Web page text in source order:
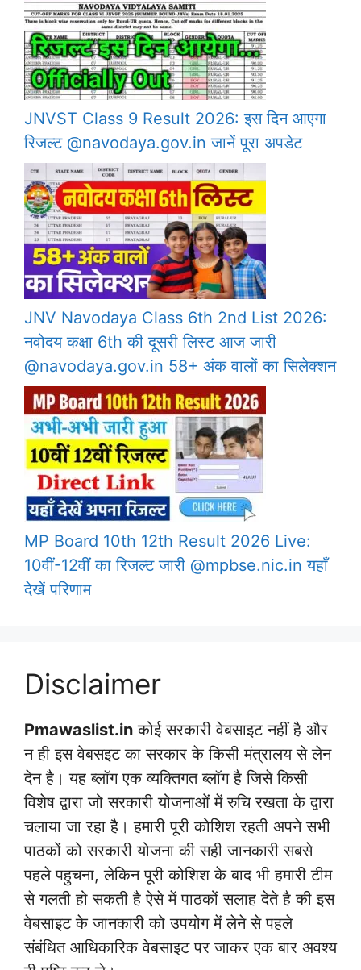
JNVST Class 9 Result 2026: इस दिन आएगा
रिजल्ट @navodaya.gov.in जानें पूरा अपडेट
JNV Navodaya Class 6th 2nd List 2026:
नवोदय कक्षा 6th की दूसरी लिस्ट आज जारी
@navodaya.gov.in 58+ अंक वालों का सिलेक्शन
MP Board 10th 12th Result 2026 Live:
10वीं-12वीं का रिजल्ट जारी @mpbse.nic.in यहाँ
देखें परिणाम
Disclaimer
Pmawaslist.in कोई सरकारी वेबसाइट नहीं है और
न ही इस वेबसइट का सरकार के किसी मंत्रालय से लेन
देन है। यह ब्लॉग एक व्यक्तिगत ब्लॉग है जिसे किसी
विशेष द्वारा जो सरकारी योजनाओं में रुचि रखता के द्वारा
चलाया जा रहा है। हमारी पूरी कोशिश रहती अपने सभी
पाठकों को सरकारी योजना की सही जानकारी सबसे
पहले पहुचना, लेकिन पूरी कोशिश के बाद भी हमारी टीम
से गलती हो सकती है ऐसे में पाठकों सलाह देते है की इस
वेबसाइट के जानकारी को उपयोग में लेने से पहले
संबंधित आधिकारिक वेबसाइट पर जाकर एक बार अवश्य